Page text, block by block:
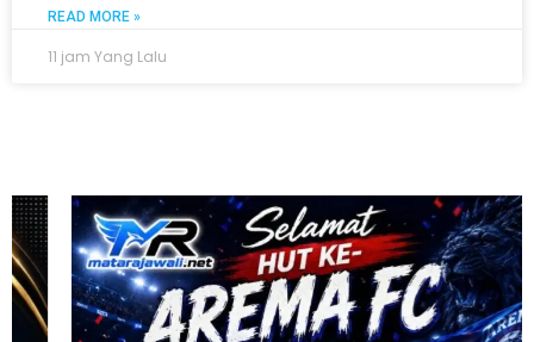
READ MORE »
11 jam Yang Lalu